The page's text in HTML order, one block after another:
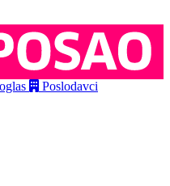
Poslodavci